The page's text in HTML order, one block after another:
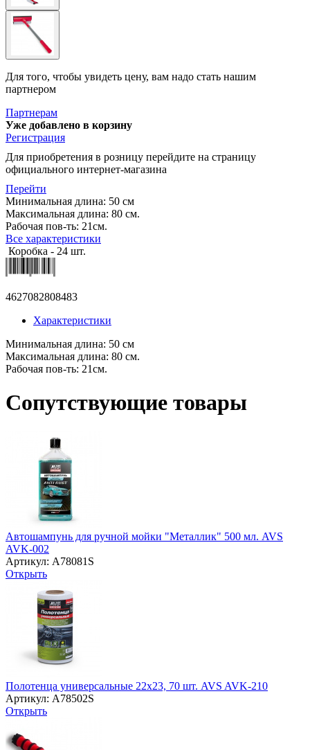
Для того, чтобы увидеть цену, вам надо стать нашим
партнером
Партнерам
Уже добавлено в корзину
Регистрация
Для приобретения в розницу перейдите на страницу
официального интернет-магазина
Перейти
Минимальная длина: 50 см
Максимальная длина: 80 см.
Рабочая пов-ть: 21см.
Все характеристики
Коробка - 24 шт.
4627082808483
Характеристики
Минимальная длина: 50 см
Максимальная длина: 80 см.
Рабочая пов-ть: 21см.
Сопутствующие товары
Автошампунь для ручной мойки "Металлик" 500 мл. AVS
AVK-002
Артикул: A78081S
Открыть
Полотенца универсальные 22х23, 70 шт. AVS AVK-210
Артикул: A78502S
Открыть